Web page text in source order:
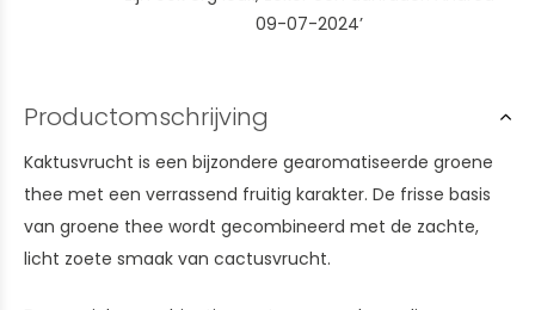
09-07-2024’
Productomschrijving
Kaktusvrucht is een bijzondere gearomatiseerde groene
thee met een verrassend fruitig karakter. De frisse basis
van groene thee wordt gecombineerd met de zachte,
licht zoete smaak van cactusvrucht.